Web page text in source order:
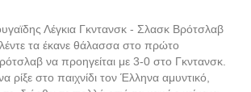
Λέγκια Γκντανσκ - Σλασκ Βρότσλαβ
τα έκανε θάλασσα στο πρώτο
να προηγείται με 3-0 στο Γκντανσκ.
ρίξε στο παιχνίδι τον Έλληνα αμυντικό,